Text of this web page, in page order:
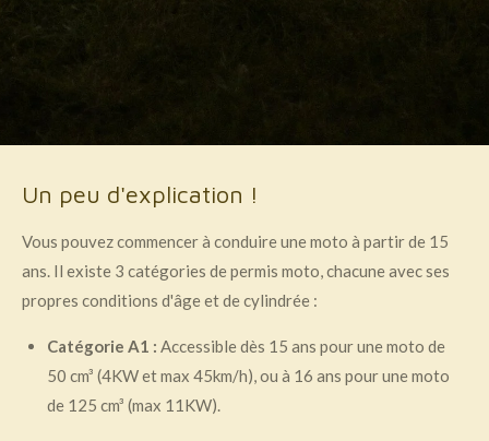
Un peu d'explication !
Vous pouvez commencer à conduire une moto à partir de 15
ans. Il existe 3 catégories de permis moto, chacune avec ses
propres conditions d'âge et de cylindrée :
Catégorie A1 : Accessible dès 15 ans pour une moto de
50 cm³ (4KW et max 45km/h), ou à 16 ans pour une moto
de 125 cm³ (max 11KW).